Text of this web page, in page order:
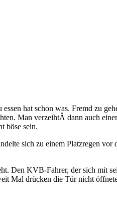
hat schon was. Fremd zu
Man verzeihtÂ dann auch
böse sein.
sich zu einem Platzregen
Den KVB-Fahrer, der sich mit
Mal drücken die Tür nicht